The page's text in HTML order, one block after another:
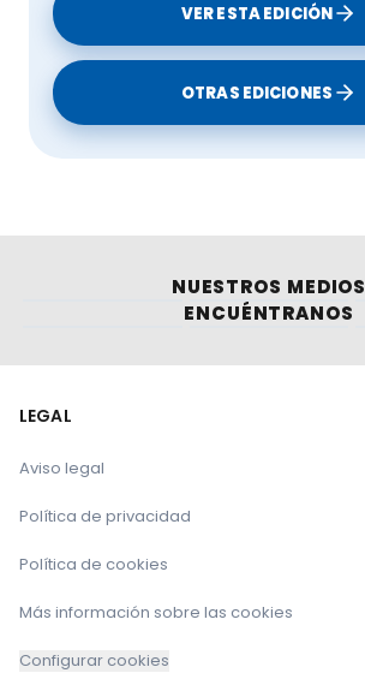
VER ESTA EDICIÓN
OTRAS EDICIONES
NUESTROS MEDIOS
ENCUÉNTRANOS
LEGAL
Aviso legal
Política de privacidad
Política de cookies
Más información sobre las cookies
Configurar cookies